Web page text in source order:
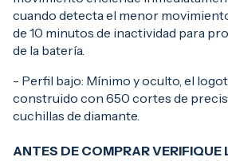
cuando detecta el menor
de 10 minutos de inactividad para
de la batería.
- Perfil bajo: Mínimo y oculto, el
construido con 650 cortes de
cuchillas de diamante.
ANTES DE COMPRAR VERIFIQUE